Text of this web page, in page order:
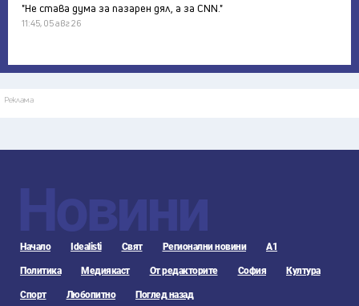
"Не става дума за пазарен дял, а за CNN."
11:45, 05 авг 26
Реклама
Новини
Начало Idealisti Свят Регионални новини А1
Политика Медиякаст От редакторите София Култура
Спорт Любопитно Поглед назад